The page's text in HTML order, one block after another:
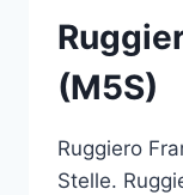
(M5S)
Ruggiero
Stelle.